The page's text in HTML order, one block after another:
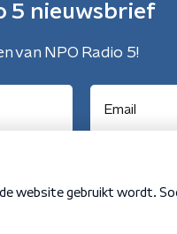
5 nieuwsbrief
van NPO Radio 5!